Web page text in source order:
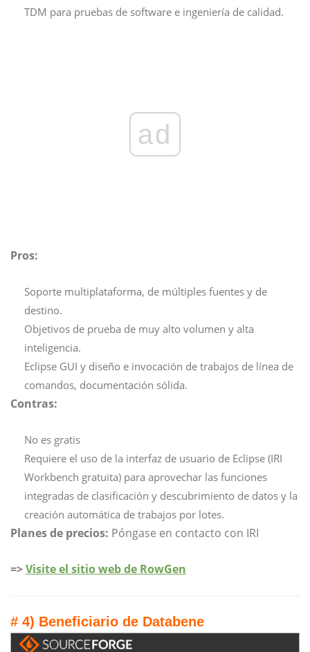
TDM para pruebas de software e ingeniería de calidad.
ad
Pros:
Soporte multiplataforma, de múltiples fuentes y de
destino.
Objetivos de prueba de muy alto volumen y alta
inteligencia.
Eclipse GUI y diseño e invocación de trabajos de línea de
comandos, documentación sólida.
Contras:
No es gratis
Requiere el uso de la interfaz de usuario de Eclipse (IRI
Workbench gratuita) para aprovechar las funciones
integradas de clasificación y descubrimiento de datos y la
creación automática de trabajos por lotes.
Planes de precios: Póngase en contacto con IRI
=>Visite el sitio web de RowGen
# 4) Beneficiario de Databene